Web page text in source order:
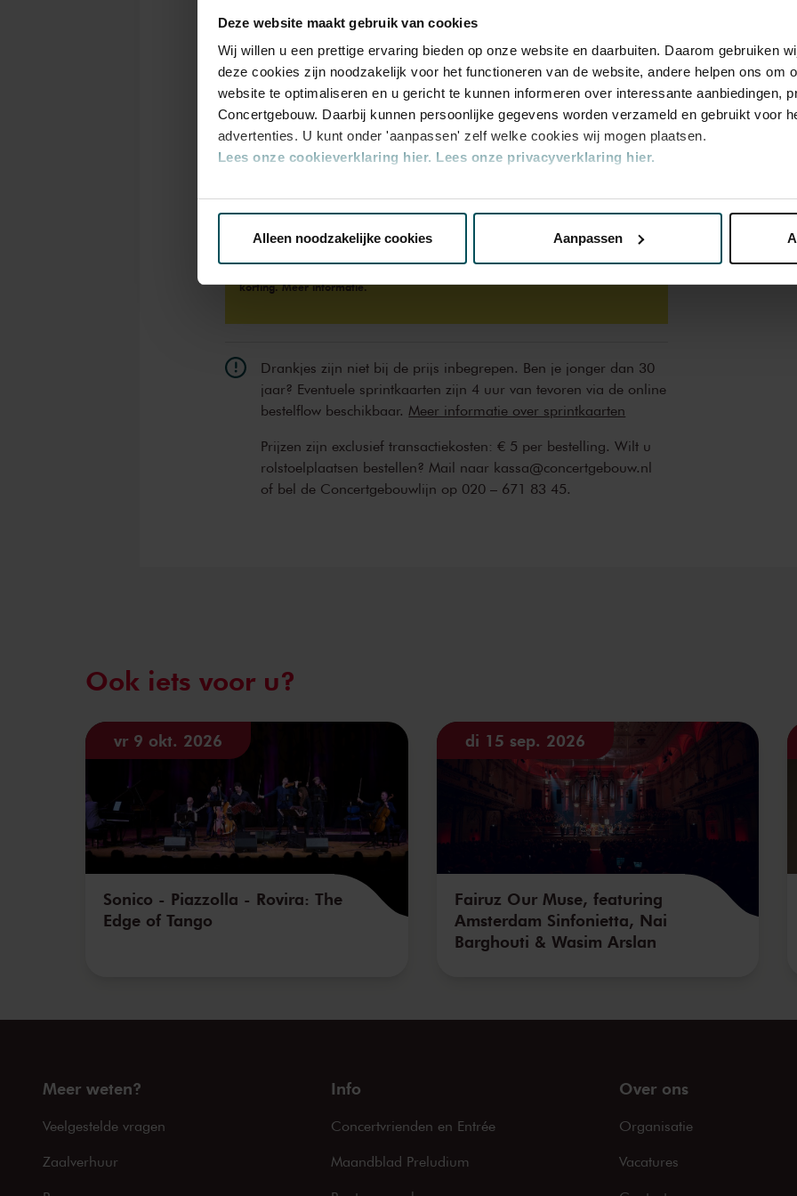
Deze website maakt gebruik van cookies
Wij willen u een prettige ervaring bieden op onze website en daarbuiten. Daarom gebruiken
deze cookies zijn noodzakelijk voor het functioneren van de website, andere helpen ons om
website te optimaliseren en u gericht te kunnen informeren over interessante aanbiedingen,
Concertgebouw. Daarbij kunnen persoonlijke gegevens worden verzameld en gebruikt voor
advertenties. U kunt onder 'aanpassen' zelf welke cookies wij mogen plaatsen.
Lees onze cookieverklaring hier. Lees onze privacyverklaring hier.
Via decookieverklaringop onze website kunt u uw toestemming op elk moment wijzigen of
We werken samen met32 derdendie uw gegevens kunnen ontvangen en verwerken.
Alleen noodzakelijke cookies Aanpassen
Rang
1+
Rang
1
Rang
2
Standaard € 39,00 € 35,00 € 29,00
korting.Meer informatie.
Drankjes zijn niet bij de prijs inbegrepen. Ben je jonger dan 30
jaar? Eventuele sprintkaarten zijn 4 uur van tevoren via de online
bestelflow beschikbaar. Meer informatie over sprintkaarten
Prijzen zijn exclusief transactiekosten: € 5 per bestelling. Wilt u
rolstoelplaatsen bestellen? Mail naar kassa@concertgebouw.nl
of bel de Concertgebouwlijn op 020 – 671 83 45.
Ook iets voor u?
vr 9 okt. 2026
Sonico - Piazzolla - Rovira: The
Edge of Tango
di 15 sep. 2026
Fairuz Our Muse, featuring
Amsterdam Sinfonietta, Nai
Barghouti & Wasim Arslan
Meer weten?
Veelgestelde vragen
Zaalverhuur
Info
Concertvrienden en Entrée
Maandblad Preludium
Over ons
Organisatie
Vacatures